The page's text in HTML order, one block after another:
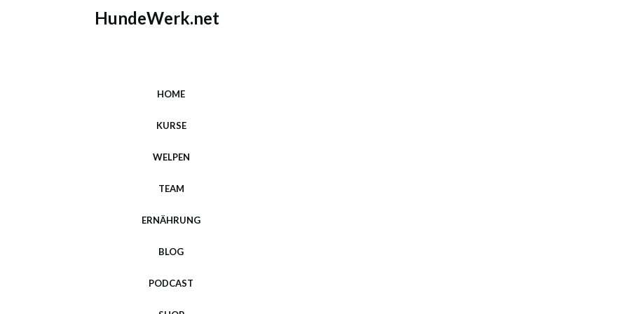
HundeWerk.net
HOME
KURSE
WELPEN
TEAM
ERNÄHRUNG
BLOG
PODCAST